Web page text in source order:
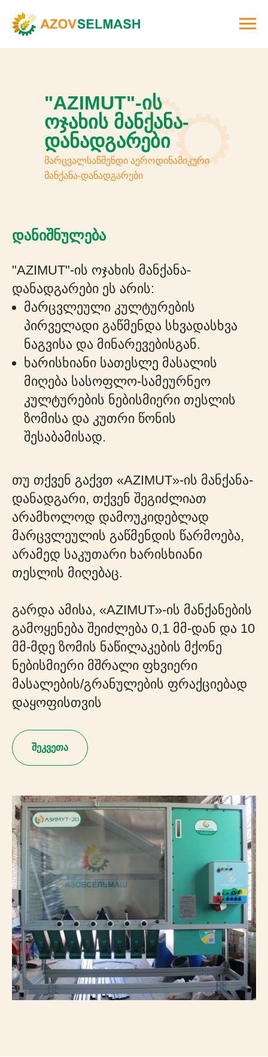
"AZIMUT"-ის
ოჯახის მანქანა-
დანადგარები
მარცვალსაწმენდი აეროდინამიკური
მანქანა-დანადგარები
დანიშნულება
"AZIMUT"-ის ოჯახის მანქანა-
დანადგარები ეს არის:
მარცვლეული კულტურების
პირველადი გაწმენდა სხვადასხვა
ნაგვისა და მინარევებისგან.
ხარისხიანი სათესლე მასალის
მიღება სასოფლო-სამეურნეო
კულტურების ნებისმიერი თესლის
ზომისა და კუთრი წონის
შესაბამისად.
თუ თქვენ გაქვთ «AZIMUT»-ის მანქანა-
დანადგარი, თქვენ შეგიძლიათ
არამხოლოდ დამოუკიდებლად
მარცვლეულის გაწმენდის წარმოება,
არამედ საკუთარი ხარისხიანი
თესლის მიღებაც.
გარდა ამისა, «AZIMUT»-ის მანქანების
გამოყენება შეიძლება 0,1 მმ-დან და 10
მმ-მდე ზომის ნაწილაკების მქონე
ნებისმიერი მშრალი ფხვიერი
მასალების/გრანულების ფრაქციებად
დაყოფისთვის
შეკვეთა